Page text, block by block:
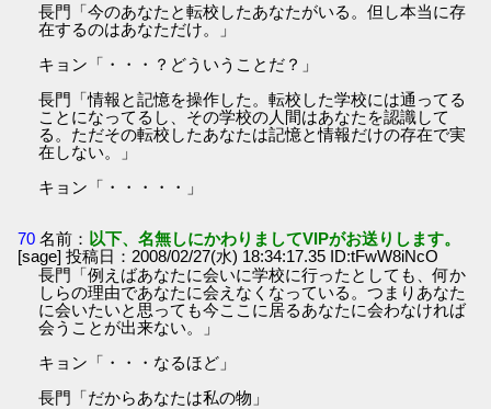
長門「今のあなたと転校したあなたがいる。但し本当に存
在するのはあなただけ。」
キョン「・・・？どういうことだ？」
長門「情報と記憶を操作した。転校した学校には通ってる
ことになってるし、その学校の人間はあなたを認識して
る。ただその転校したあなたは記憶と情報だけの存在で実
在しない。」
キョン「・・・・・」
70 名前： 以下、名無しにかわりましてVIPがお送りします。
[sage] 投稿日：2008/02/27(水) 18:34:17.35 ID:tFwW8iNcO
長門「例えばあなたに会いに学校に行ったとしても、何か
しらの理由であなたに会えなくなっている。つまりあなた
に会いたいと思っても今ここに居るあなたに会わなければ
会うことが出来ない。」
キョン「・・・なるほど」
長門「だからあなたは私の物」